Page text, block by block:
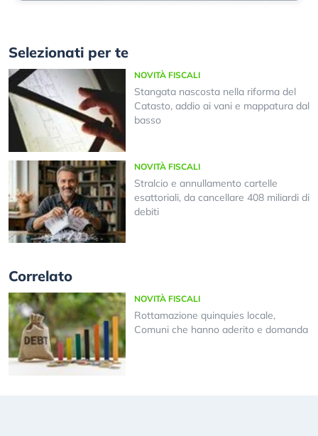
Selezionati per te
NOVITÀ FISCALI
Stangata nascosta nella riforma del
Catasto, addio ai vani e mappatura dal
basso
NOVITÀ FISCALI
Stralcio e annullamento cartelle
esattoriali, da cancellare 408 miliardi di
debiti
Correlato
NOVITÀ FISCALI
Rottamazione quinquies locale,
Comuni che hanno aderito e domanda